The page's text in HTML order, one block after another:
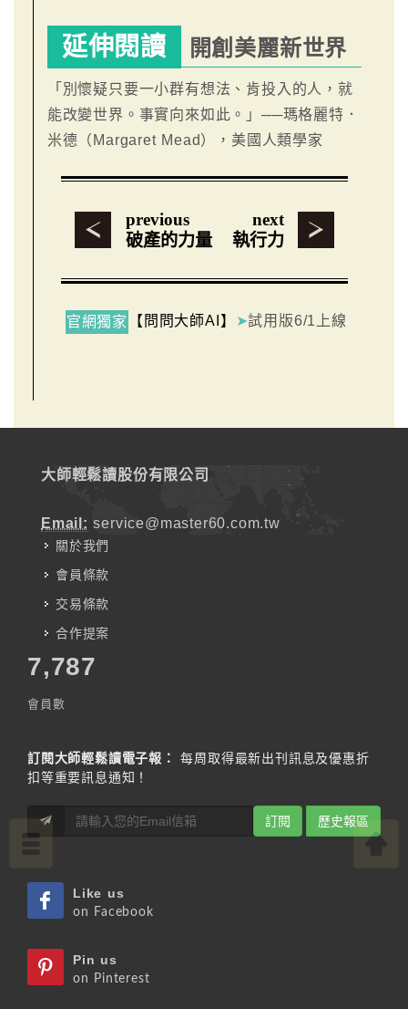
延伸閱讀 開創美麗新世界
「別懷疑只要一小群有想法、肯投入的人，就
能改變世界。事實向來如此。」──瑪格麗特．
米德（Margaret Mead），美國人類學家
previous
破產的力量
next
執行力
官網獨家 【問問大師AI】 ➤試用版6/1上線
大師輕鬆讀股份有限公司
Email: service@master60.com.tw
關於我們
會員條款
交易條款
合作提案
7,787
會員數
訂閱大師輕鬆讀電子報：
每周取得最新出刊訊息及優惠折
扣等重要訊息通知！
訂閱 歷史報區
Like us
on Facebook
Pin us
on Pinterest